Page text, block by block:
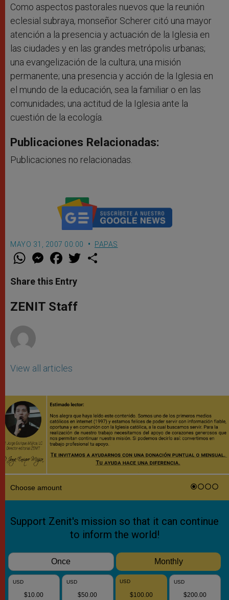
Como aspectos pastorales nuevos que la reunión
eclesial subraya, monseñor Scherer citó una mayor
atención a la presencia y actuación de la Iglesia en
las ciudades y en las grandes metrópolis urbanas;
una evangelización de la cultura; una misión
permanente; una presencia y acción de la Iglesia en
el mundo de la educación, sea la familiar o en las
comunidades; una actitud de la Iglesia ante la
cuestión de la ecología.
Publicaciones Relacionadas:
Publicaciones no relacionadas.
MAYO 31, 2007 00:00 PAPAS
W
t
s
p
p
M
e
s
e
g
e
F
a
e
b
o
k
w
Share this Entry
ZENIT Staff
View all articles